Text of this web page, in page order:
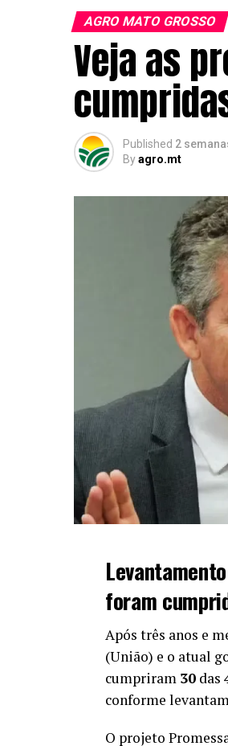
AGRO MATO GROSSO
Veja as
Published 2
Byagro.mt
foram
Após três anos e
(União) e o atual
cumpriram 30 das
conforme
O projeto